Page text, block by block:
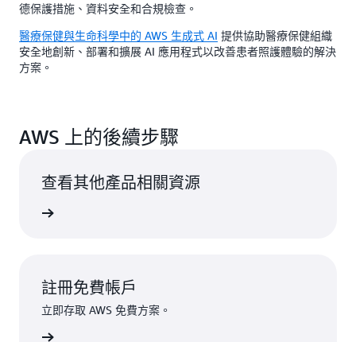
德保護措施、資料安全和合規檢查。
醫療保健與生命科學中的 AWS 生成式 AI 提供協助醫療保健組織
安全地創新、部署和擴展 AI 應用程式以改善患者照護體驗的解決
方案。
AWS 上的後續步驟
查看其他產品相關資源
註冊免費帳戶
立即存取 AWS 免費方案。